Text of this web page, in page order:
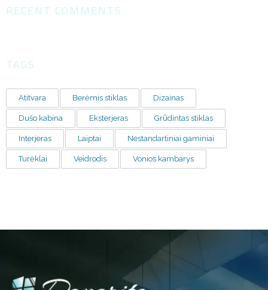
RECENT COMMENTS
TAGS
Atitvara Berėmis stiklas Dizainas
Dušo kabina Eksterjeras Grūdintas stiklas
Interjeras Laiptai Nestandartiniai gaminiai
Turėklai Veidrodis Vonios kambarys